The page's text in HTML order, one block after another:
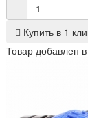
-
Купить в 1
Товар добавлен